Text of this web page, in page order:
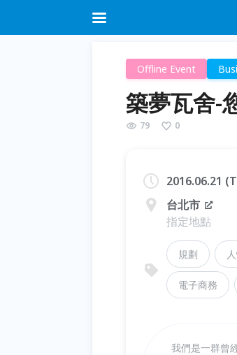
Offline Event
築夢瓦舍-
79 0
2016.06.21
台北市
指定地點
規劃
電子商務
我們是一群曾